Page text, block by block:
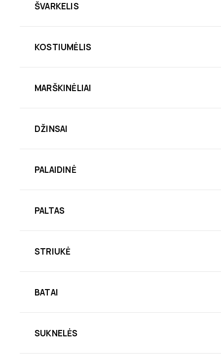
ŠVARKELIS
KOSTIUMĖLIS
MARŠKINĖLIAI
DŽINSAI
PALAIDINĖ
PALTAS
STRIUKĖ
BATAI
SUKNELĖS